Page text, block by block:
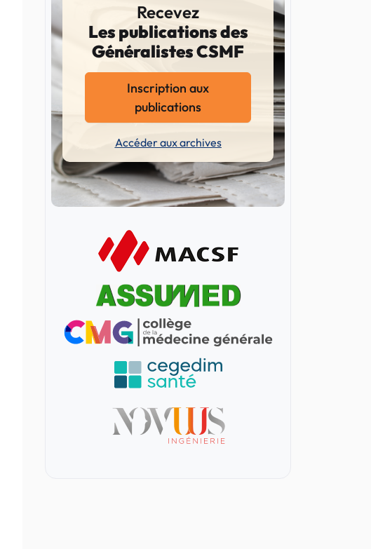
Recevez
Les publications des
Généralistes CSMF
Inscription aux
publications
Accéder aux archives